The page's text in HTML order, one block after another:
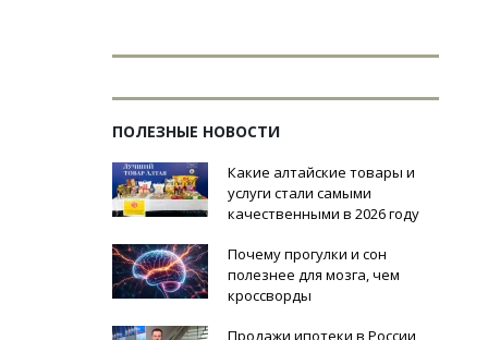
ПОЛЕЗНЫЕ НОВОСТИ
Какие алтайские товары и
услуги стали самыми
качественными в 2026 году
Почему прогулки и сон
полезнее для мозга, чем
кроссворды
Продажи ипотеки в России